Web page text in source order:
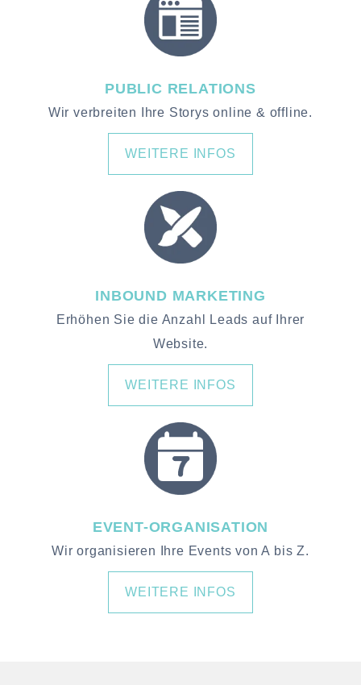
PUBLIC RELATIONS
Wir verbreiten Ihre Storys online & offline.
WEITERE INFOS
INBOUND MARKETING
Erhöhen Sie die Anzahl Leads auf Ihrer
Website.
WEITERE INFOS
EVENT-ORGANISATION
Wir organisieren Ihre Events von A bis Z.
WEITERE INFOS